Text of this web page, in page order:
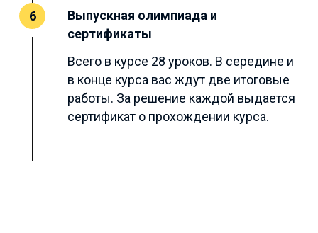
6
Выпускная олимпиада и
сертификаты
Всего в курсе 28 уроков. В середине и
в конце курса вас ждут две итоговые
работы. За решение каждой выдается
сертификат о прохождении курса.